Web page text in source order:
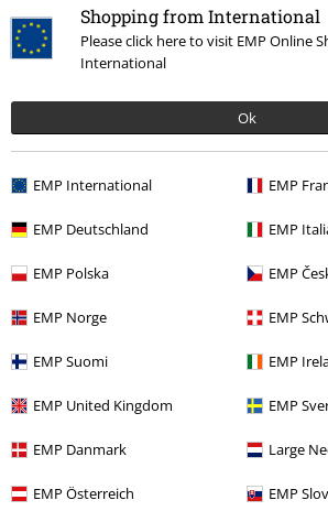
Shopping from International
Please click here to visit EMP Online
International
Ok
EMP International EMP
EMP Deutschland EMP
EMP Polska EMP
EMP Norge EMP
EMP Suomi EMP
EMP United Kingdom EMP
EMP Danmark Large
EMP Österreich EMP
Víctor P.
3 Reseñas
Publicado: sábado, 18
Tú estatura en metros (ej.
Talla comprada: S
Los mejores vaqueros que he
Desde luego, a partir de ahora siempre
esta marca. Se ajustan como un guante y se
tejido.
Calidad
Diseño
Ajuste